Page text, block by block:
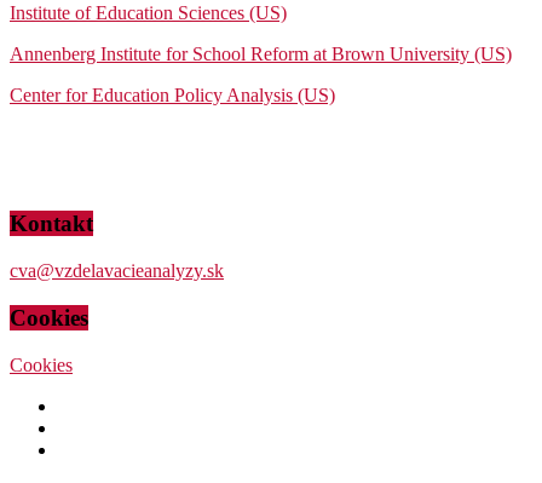
Institute of Education Sciences (US)
Annenberg Institute for School Reform at Brown University (US)
Center for Education Policy Analysis (US)
Kontakt
cva@vzdelavacieanalyzy.sk
Cookies
Cookies